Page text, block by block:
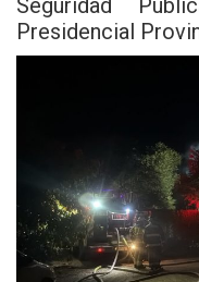
Seguridad
Presidencial